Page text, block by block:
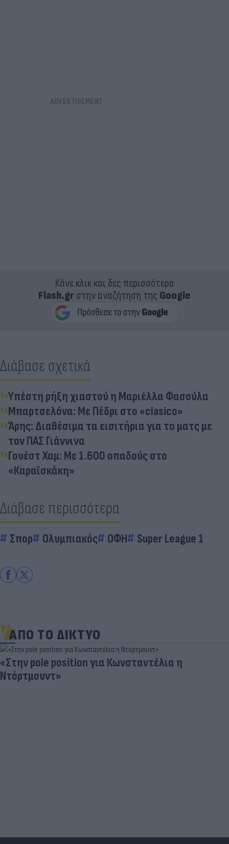
Κάνε κλικ και δες περισσότερο
Flash.grστην αναζήτηση της Google
Διάβασε σχετικά
Υπέστη ρήξη χιαστού η Μαριέλλα Φασούλα
Μπαρτσελόνα: Με Πέδρι στο «clasico»
Άρης: Διαθέσιμα τα εισιτήρια για το ματς με
τον ΠΑΣ Γιάννινα
Γουέστ Χαμ: Με 1.600 οπαδούς στο
«Καραϊσκάκη»
Διάβασε περισσότερα
Σπορ Ολυμπιακός ΟΦΗ Super League 1
ΑΠΟ ΤΟ ΔΙΚΤΥΟ